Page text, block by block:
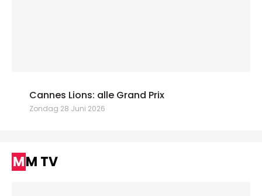
Cannes Lions: alle Grand Prix
Zondag 28 Juni 2026
MM TV